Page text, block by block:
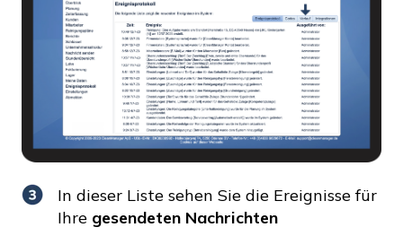
In dieser Liste sehen Sie die Ereignisse für
Ihre gesendeten Nachrichten